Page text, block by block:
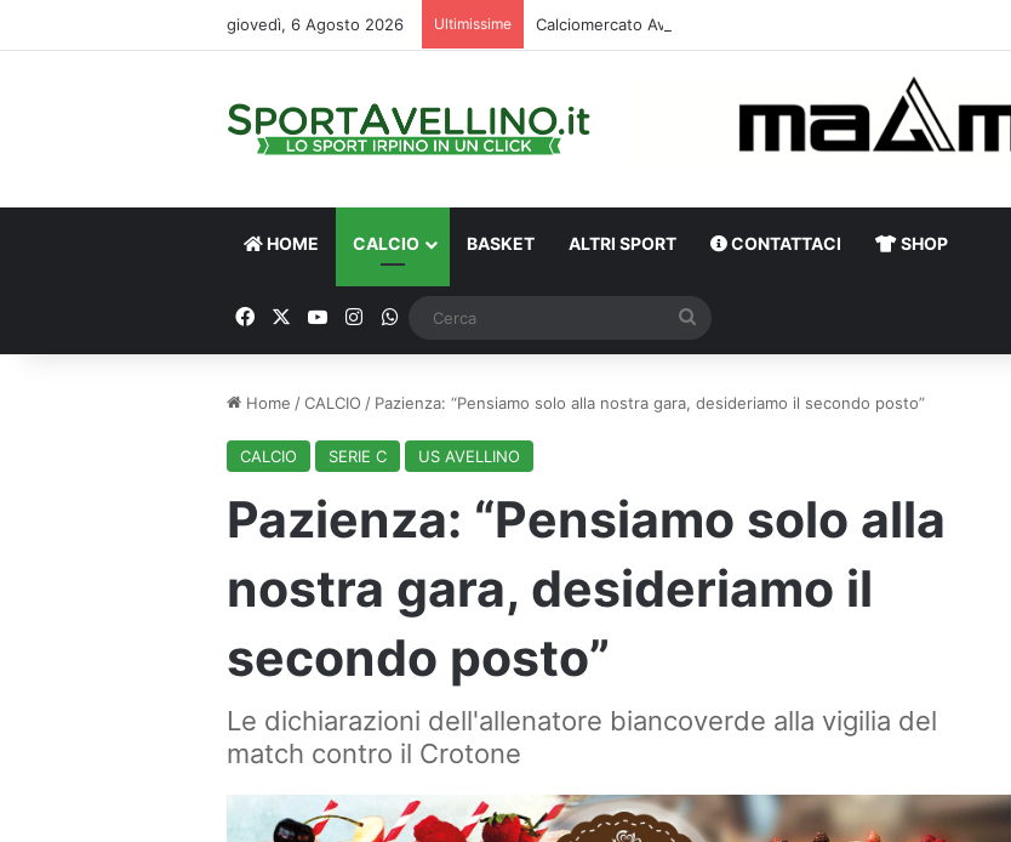
giovedì, 6 Agosto 2026 Ultimissime
HOME CALCIO BASKET ALTRI SPORT CONTATTACI SHOP
FacebookYou TubeInstagram
WhatsApp
Home /CALCIO / Pazienza: “Pensiamo solo alla nostra gara, desideriamo il secondo posto”
CALCIO SERIE C US AVELLINO
Pazienza: “Pensiamo solo alla
nostra gara, desideriamo il
secondo posto”
Le dichiarazioni dell'allenatore biancoverde alla vigilia del
match contro il Crotone